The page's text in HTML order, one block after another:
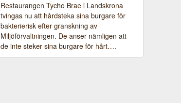
Restaurangen Tycho Brae i Landskrona
tvingas nu att hårdsteka sina burgare för
bakterierisk efter granskning av
Miljöförvaltningen. De anser nämligen att
de inte steker sina burgare för hårt….